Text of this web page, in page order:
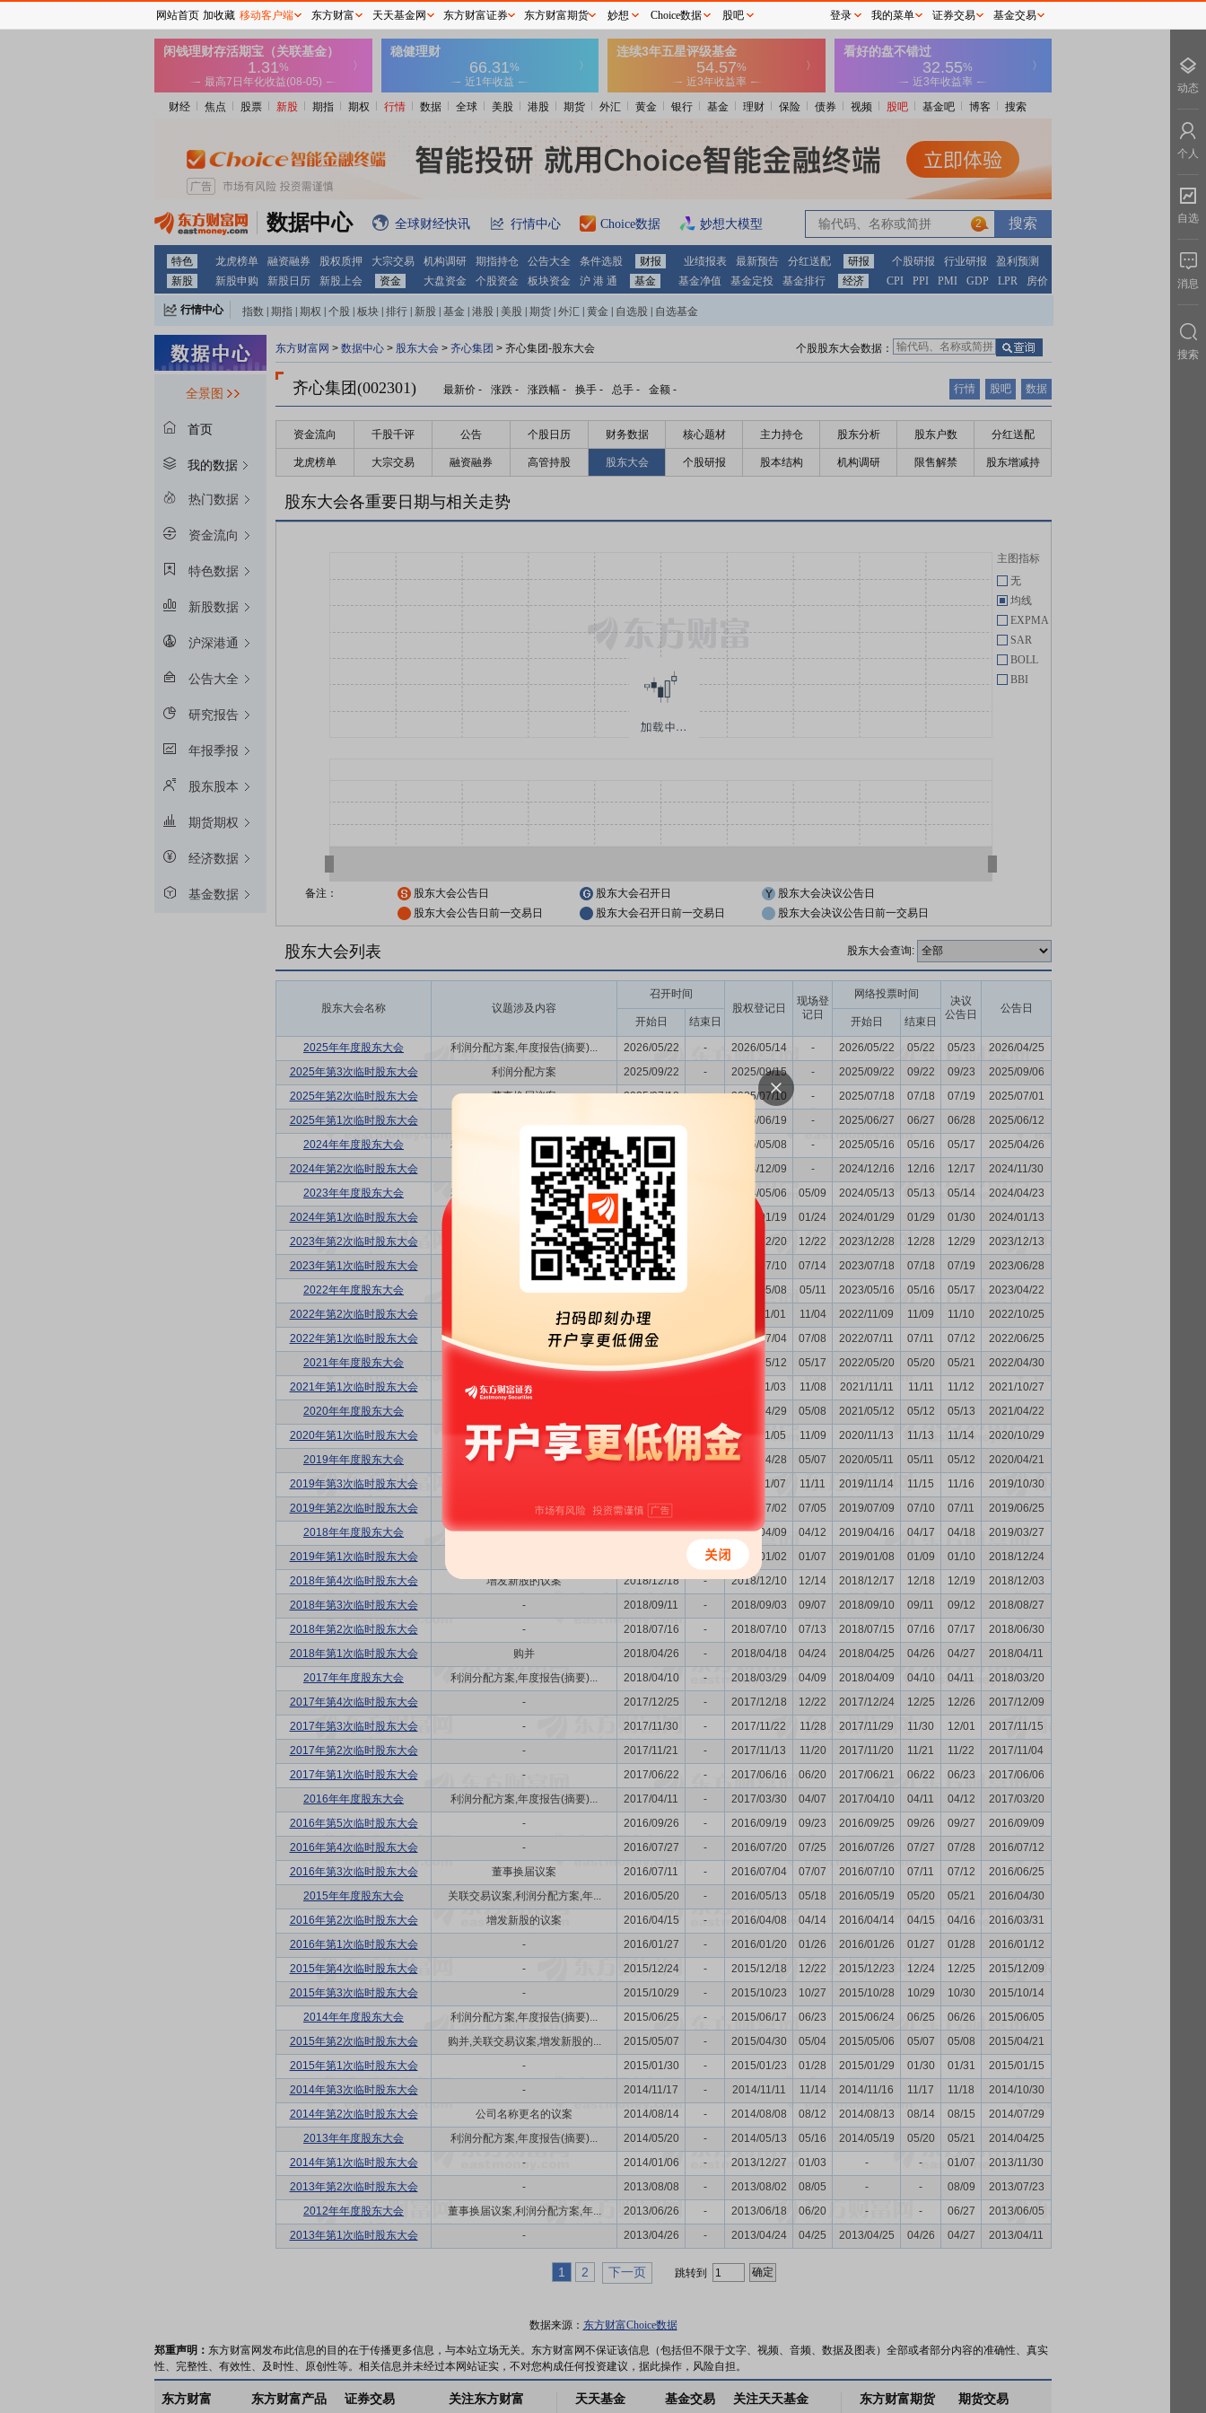
财经 焦点 股票 新股 期指 期权 行情 数据 全球 美股 港股 期货 外汇 黄金 银行 基金 理财 保险 债券 视频 股吧 基金吧 博客 搜索
数据中心 全球财经快讯 行情中心 Choice数据 妙想大模型 2
特色 龙虎榜单 融资融券 股权质押 大宗交易 机构调研 期指持仓 公告大全 条件选股 财报 业绩报表 最新预告 分红送配 研报 个股研报 行业研报
盈利预测
新股
新股申购 新股日历 新股上会 资金 大盘资金 个股资金 板块资金 沪 港 通 基金 基金净值 基金定投 基金排行 经济 CPI PPI PMI GDP LPR 房价
行情中心 指数 期指 期权 个股 板块 排行 新股 基金 港股 美股 期货 外汇 黄金 自选股 自选基金
全景图
首页
我的数据
热门数据
资金流向
特色数据
新股数据
沪深港通
公告大全
研究报告
年报季报
股东股本
期货期权
经济数据
基金数据
东方财富网 > 数据中心 > 股东大会 > 齐心集团 > 齐心集团-股东大会 个股股东大会数据：
齐心集团(002301) 最新价 - 涨跌 - 涨跌幅 - 换手 - 总手 - 金额 - 行情 股吧 数据
资金流向 千股千评 公告 个股日历 财务数据 核心题材 主力持仓 股东分析 股东户数 分红送配
龙虎榜单 大宗交易 融资融券 高管持股 股东大会 个股研报 股本结构 机构调研 限售解禁 股东增减持
股东大会各重要日期与相关走势
主图指标
无
均线
EXPMA
SAR
BOLL
BBI
备注： 股东大会公告日 股东大会召开日
股东大会决议公告日
股东大会公告日前一交易日
股东大会召开日前一交易日 股东大会决议公告日前一交易日
股东大会列表 股东大会查询:
股东大会名称 议题涉及内容
召开时间
股权登记日
现场登
记日
网络投票时间
决议
公告日
公告日
开始日
结束日 开始日 结束日
2025年年度股东大会 利润分配方案,年度报告(摘要)... 2026/05/22 - 2026/05/14 - 2026/05/22 05/22 05/23
2026/04/25
2025年第3次临时股东大会
利润分配方案 2025/09/22 - 2025/09/15 - 2025/09/22 09/22 09/23
2025/09/06
2025年第2次临时股东大会
董事换届议案 2025/07/18 - 2025/07/10 - 2025/07/18 07/18 07/19
2025/07/01
2025年第1次临时股东大会
2025/06/19 - 2025/06/27 06/27 06/28
2025/06/12
2024年年度股东大会
利润分配方案,年度报告(摘要)... 2025/05/16 2025/05/08 - 2025/05/16 05/16 05/17
2025/04/26
2024年第2次临时股东大会
2024/12/16 2024/12/09 - 2024/12/16 12/16 12/17
2024/11/30
2023年年度股东大会
利润分配方案,年度报告(摘要)... 2024/05/13 2024/05/06 05/09 2024/05/13 05/13 05/14
2024/04/23
2024年第1次临时股东大会
2024/01/29 2024/01/19 01/24 2024/01/29 01/29 01/30
2024/01/13
2023年第2次临时股东大会
2023/12/28 2023/12/20 12/22 2023/12/28 12/28 12/29
2023/12/13
2023年第1次临时股东大会
2023/07/18 2023/07/10 07/14 2023/07/18 07/18 07/19
2023/06/28
2022年年度股东大会
利润分配方案,年度报告(摘要)... 2023/05/16 2023/05/08 05/11 2023/05/16 05/16 05/17
2023/04/22
2022年第2次临时股东大会
2022/11/09 2022/11/01 11/04 2022/11/09 11/09 11/10
2022/10/25
2022年第1次临时股东大会
董事换届议案,关联交易议案 2022/07/11 2022/07/04 07/08 2022/07/11 07/11 07/12
2022/06/25
2021年年度股东大会
购并,利润分配方案,年度报告(... 2022/05/20 - 2022/05/12 05/17 2022/05/20 05/20 05/21
2022/04/30
2021年第1次临时股东大会
- 2021/11/03 11/08 2021/11/11 11/11 11/12
2021/10/27
2020年年度股东大会
2021/04/29 05/08 2021/05/12 05/12 05/13
2021/04/22
2020年第1次临时股东大会
- 2020/11/13 - 2020/11/05 11/09 2020/11/13 11/13 11/14
2020/10/29
2019年年度股东大会
利润分配方案,年度报告(摘要)... 2020/05/11 - 2020/04/28 05/07 2020/05/11 05/11 05/12
2020/04/21
2019年第3次临时股东大会
2019/11/07 11/11 2019/11/14 11/15 11/16
2019/10/30
2019年第2次临时股东大会
董事换届议案 2019/07/10 2019/07/02 07/05 2019/07/09 07/10 07/11
2019/06/25
2018年年度股东大会
利润分配方案,年度报告(摘要)... 2019/04/17 - 2019/04/09 04/12 2019/04/16 04/17 04/18
2019/03/27
2019年第1次临时股东大会
- 2019/01/02 01/07 2019/01/08 01/09 01/10
2018/12/24
2018年第4次临时股东大会
增发新股的议案 2018/12/18 - 2018/12/10 12/14 2018/12/17 12/18 12/19
2018/12/03
2018年第3次临时股东大会
- 2018/09/11 - 2018/09/03 09/07 2018/09/10 09/11 09/12
2018/08/27
2018年第2次临时股东大会
- 2018/07/16 - 2018/07/10 07/13 2018/07/15 07/16 07/17
2018/06/30
2018年第1次临时股东大会
购并 2018/04/26 - 2018/04/18 04/24 2018/04/25 04/26 04/27
2018/04/11
2017年年度股东大会
利润分配方案,年度报告(摘要)... 2018/04/10 - 2018/03/29 04/09 2018/04/09 04/10 04/11
2018/03/20
2017年第4次临时股东大会
- 2017/12/25 - 2017/12/18 12/22 2017/12/24 12/25 12/26
2017/12/09
2017年第3次临时股东大会
- 2017/11/30 - 2017/11/22 11/28 2017/11/29 11/30 12/01
2017/11/15
2017年第2次临时股东大会
- 2017/11/21 - 2017/11/13 11/20 2017/11/20 11/21 11/22
2017/11/04
2017年第1次临时股东大会
- 2017/06/22 - 2017/06/16 06/20 2017/06/21 06/22 06/23
2017/06/06
2016年年度股东大会
利润分配方案,年度报告(摘要)... 2017/04/11 - 2017/03/30 04/07 2017/04/10 04/11 04/12
2017/03/20
2016年第5次临时股东大会
- 2016/09/26 - 2016/09/19 09/23 2016/09/25 09/26 09/27
2016/09/09
2016年第4次临时股东大会
- 2016/07/27 - 2016/07/20 07/25 2016/07/26 07/27 07/28
2016/07/12
2016年第3次临时股东大会
董事换届议案 2016/07/11 - 2016/07/04 07/07 2016/07/10 07/11 07/12
2016/06/25
2015年年度股东大会
关联交易议案,利润分配方案,年... 2016/05/20 - 2016/05/13 05/18 2016/05/19 05/20 05/21
2016/04/30
2016年第2次临时股东大会
增发新股的议案 2016/04/15 - 2016/04/08 04/14 2016/04/14 04/15 04/16
2016/03/31
2016年第1次临时股东大会
- 2016/01/27 - 2016/01/20 01/26 2016/01/26 01/27 01/28
2016/01/12
2015年第4次临时股东大会
- 2015/12/24 - 2015/12/18 12/22 2015/12/23 12/24 12/25
2015/12/09
2015年第3次临时股东大会
- 2015/10/29 - 2015/10/23 10/27 2015/10/28 10/29 10/30
2015/10/14
2014年年度股东大会
利润分配方案,年度报告(摘要)... 2015/06/25 - 2015/06/17 06/23 2015/06/24 06/25 06/26
2015/06/05
2015年第2次临时股东大会
购并,关联交易议案,增发新股的... 2015/05/07 - 2015/04/30 05/04 2015/05/06 05/07 05/08
2015/04/21
2015年第1次临时股东大会
- 2015/01/30 - 2015/01/23 01/28 2015/01/29 01/30 01/31
2015/01/15
2014年第3次临时股东大会
- 2014/11/17 - 2014/11/11 11/14 2014/11/16 11/17 11/18
2014/10/30
2014年第2次临时股东大会
公司名称更名的议案 2014/08/14 - 2014/08/08 08/12 2014/08/13 08/14 08/15
2014/07/29
2013年年度股东大会
利润分配方案,年度报告(摘要)... 2014/05/20 - 2014/05/13 05/16 2014/05/19 05/20 05/21
2014/04/25
2014年第1次临时股东大会
- 2014/01/06 - 2013/12/27 01/03 - - 01/07
2013/11/30
2013年第2次临时股东大会
- 2013/08/08 - 2013/08/02 08/05 - - 08/09
2013/07/23
2012年年度股东大会
董事换届议案,利润分配方案,年... 2013/06/26 - 2013/06/18 06/20 - - 06/27
2013/06/05
2013年第1次临时股东大会
- 2013/04/26 - 2013/04/24 04/25 2013/04/25 04/26 04/27 2013/04/11
1 2 下一页 跳转到
数据来源： 东方财富Choice数据
郑重声明： 东方财富网发布此信息的目的在于传播更多信息，与本站立场无关。东方财富网不保证该信息（包括但不限于文字、视频、音频、数据及图表）全部或者部分内容的准确性、真实
性、完整性、有效性、及时性、原创性等。相关信息并未经过本网站证实，不对您构成任何投资建议，据此操作，风险自担。
东方财富 东方财富产品 证券交易 关注东方财富 天天基金 基金交易 关注天天基金 东方财富期货 期货交易
网站首页 加收藏 移动客户端 东方财富 天天基金网 东方财富证券 东方财富期货 妙想 Choice数据 股吧 登录 我的菜单 证券交易 基金交易
动态
个人
自选
消息
搜索